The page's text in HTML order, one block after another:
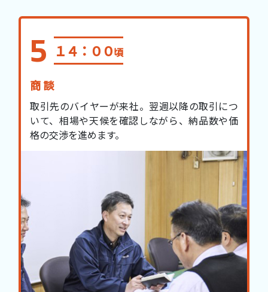
１４：００頃
商談
取引先のバイヤーが来社。翌週以降の取引につ
いて、相場や天候を確認しながら、納品数や価
格の交渉を進めます。